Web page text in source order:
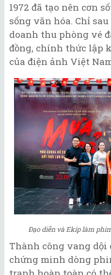
1972 đã tạo nên cơn
sống văn hóa. Chỉ
doanh thu phòng vé
đồng, chính thức lập
của điện ảnh Việt
Đạo diễn và Ekip làm
Thành công vang dội
chứng minh dòng